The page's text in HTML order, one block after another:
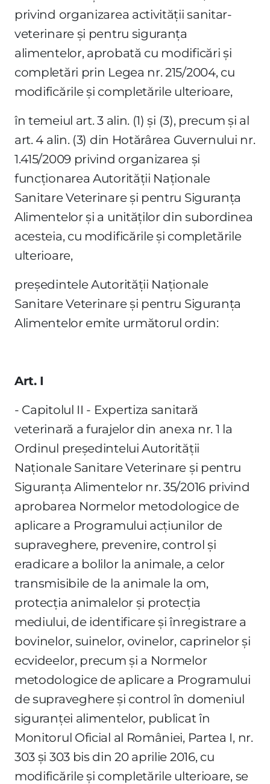
privind organizarea activităţii sanitar-
veterinare şi pentru siguranţa
alimentelor, aprobată cu modificări şi
completări prin Legea nr. 215/2004, cu
modificările şi completările ulterioare,
în temeiul art. 3 alin. (1) şi (3), precum şi al
art. 4 alin. (3) din Hotărârea Guvernului nr.
1.415/2009 privind organizarea şi
funcţionarea Autorităţii Naţionale
Sanitare Veterinare şi pentru Siguranţa
Alimentelor şi a unităţilor din subordinea
acesteia, cu modificările şi completările
ulterioare,
preşedintele Autorităţii Naţionale
Sanitare Veterinare şi pentru Siguranţa
Alimentelor emite următorul ordin:
Art. I
- Capitolul II - Expertiza sanitară
veterinară a furajelor din anexa nr. 1 la
Ordinul preşedintelui Autorităţii
Naţionale Sanitare Veterinare şi pentru
Siguranţa Alimentelor nr. 35/2016 privind
aprobarea Normelor metodologice de
aplicare a Programului acţiunilor de
supraveghere, prevenire, control şi
eradicare a bolilor la animale, a celor
transmisibile de la animale la om,
protecţia animalelor şi protecţia
mediului, de identificare şi înregistrare a
bovinelor, suinelor, ovinelor, caprinelor şi
ecvideelor, precum şi a Normelor
metodologice de aplicare a Programului
de supraveghere şi control în domeniul
siguranţei alimentelor, publicat în
Monitorul Oficial al României, Partea I, nr.
303 şi 303 bis din 20 aprilie 2016, cu
modificările şi completările ulterioare, se